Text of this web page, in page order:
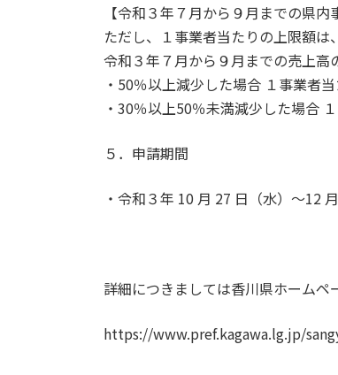
【令和３年７月から９月までの県
ただし、１事業者当たりの上限額は
令和３年７月から９月までの売上
・50％以上減少した場合 １事業者
・30％以上50％未満減少した場合
５．申請期間
・令和３年 10 月 27 日（水）～12
詳細につきましては香川県ホームペ
https://www.pref.kagawa.lg.jp/